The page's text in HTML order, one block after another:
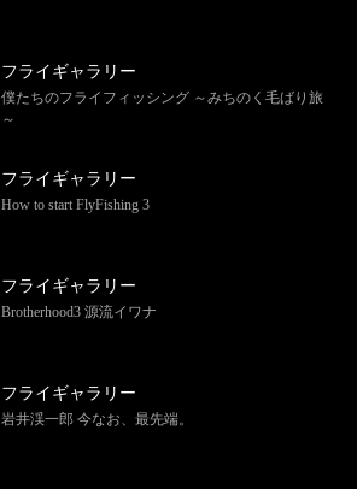
フライギャラリー
僕たちのフライフィッシング ～みちのく毛ばり旅
～
フライギャラリー
How to start FlyFishing 3
フライギャラリー
Brotherhood3 源流イワナ
フライギャラリー
岩井渓一郎 今なお、最先端。